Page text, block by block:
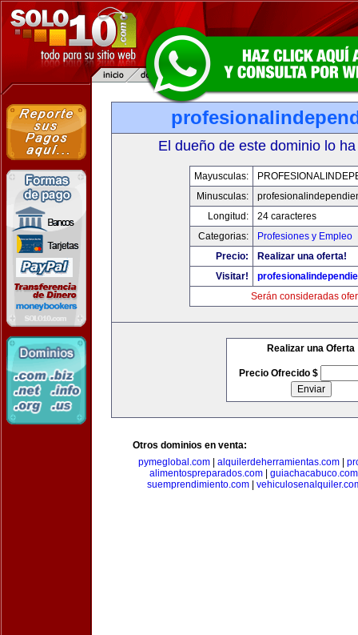
El dueño de este dominio lo
Mayusculas:
Minusculas:
Longitud:
24 caracteres
Categorias:
Profesiones y Empleo
Precio:
Realizar una oferta!
Visitar!
Serán consideradas
Realizar una Oferta
Precio Ofrecido $
Otros dominios en venta:
pymeglobal.com| alquilerdeherramientas.com|
alimentospreparados.com| guiachacabuco.com
suemprendimiento.com|